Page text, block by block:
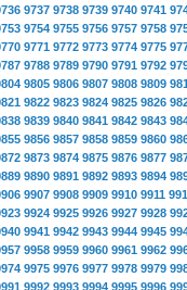
9737 9738 9739 9740 9741
9754 9755 9756 9757 9758
9771 9772 9773 9774 9775
9788 9789 9790 9791 9792
9805 9806 9807 9808 9809
9822 9823 9824 9825 9826
9839 9840 9841 9842 9843
9856 9857 9858 9859 9860
9873 9874 9875 9876 9877
9890 9891 9892 9893 9894
9907 9908 9909 9910 9911
9924 9925 9926 9927 9928
9941 9942 9943 9944 9945
9958 9959 9960 9961 9962
9975 9976 9977 9978 9979
9992 9993 9994 9995 9996